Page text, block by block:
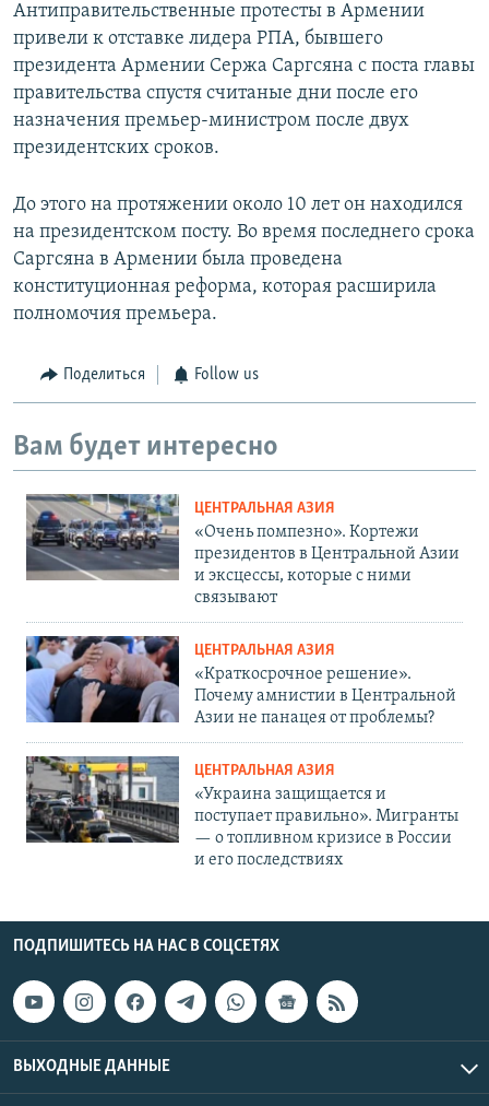
Антиправительственные протесты в Армении
привели к отставке лидера РПА, бывшего
президента Армении Сержа Саргсяна с поста главы
правительства спустя считаные дни после его
назначения премьер-министром после двух
президентских сроков.
До этого на протяжении около 10 лет он находился
на президентском посту. Во время последнего срока
Саргсяна в Армении была проведена
конституционная реформа, которая расширила
полномочия премьера.
Поделиться Follow us
Вам будет интересно
ЦЕНТРАЛЬНАЯ АЗИЯ
«Очень помпезно». Кортежи
президентов в Центральной Азии
и эксцессы, которые с ними
связывают
ЦЕНТРАЛЬНАЯ АЗИЯ
«Краткосрочное решение».
Почему амнистии в Центральной
Азии не панацея от проблемы?
ЦЕНТРАЛЬНАЯ АЗИЯ
«Украина защищается и
поступает правильно». Мигранты
— о топливном кризисе в России
и его последствиях
ПОДПИШИТЕСЬ НА НАС В СОЦСЕТЯХ
ВЫХОДНЫЕ ДАННЫЕ